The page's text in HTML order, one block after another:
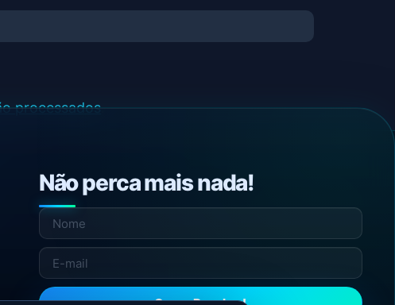
processados
Não perca mais nada!